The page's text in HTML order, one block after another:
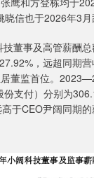
信也于2026年3月
董事及高管薪酬
，远超同期
董监首位。
支付）分别为
于CEO尹阔同期